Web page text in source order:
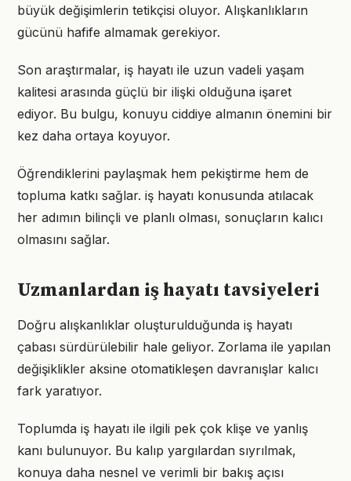
büyük değişimlerin tetikçisi oluyor. Alışkanlıkların
gücünü hafife almamak gerekiyor.
Son araştırmalar, iş hayatı ile uzun vadeli yaşam
kalitesi arasında güçlü bir ilişki olduğuna işaret
ediyor. Bu bulgu, konuyu ciddiye almanın önemini bir
kez daha ortaya koyuyor.
Öğrendiklerini paylaşmak hem pekiştirme hem de
topluma katkı sağlar. iş hayatı konusunda atılacak
her adımın bilinçli ve planlı olması, sonuçların kalıcı
olmasını sağlar.
Uzmanlardan iş hayatı tavsiyeleri
Doğru alışkanlıklar oluşturulduğunda iş hayatı
çabası sürdürülebilir hale geliyor. Zorlama ile yapılan
değişiklikler aksine otomatikleşen davranışlar kalıcı
fark yaratıyor.
Toplumda iş hayatı ile ilgili pek çok klişe ve yanlış
kanı bulunuyor. Bu kalıp yargılardan sıyrılmak,
konuya daha nesnel ve verimli bir bakış açısı